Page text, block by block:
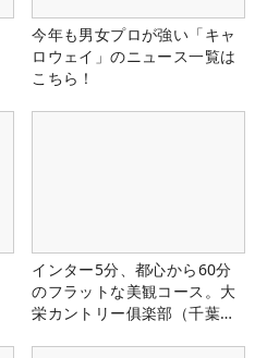
今年も男女プロが強い「キャ
ロウェイ」のニュース一覧は
こちら！
インター5分、都心から60分
のフラットな美観コース。大
栄カントリー俱楽部（千葉